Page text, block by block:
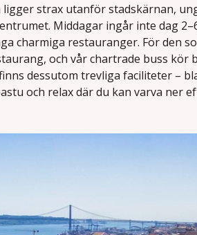
ligger strax utanför stadskärnan,
Middagar ingår inte dag
charmiga restauranger. För den
och vår chartrade buss kör
dessutom trevliga faciliteter –
och relax där du kan varva ner